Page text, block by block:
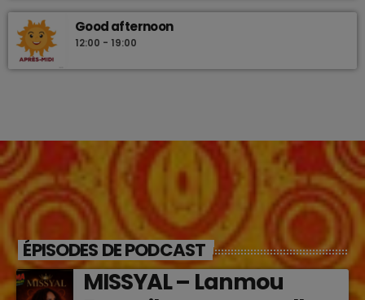
Good afternoon
12:00 - 19:00
ÉPISODES DE PODCAST
MISSYAL – Lanmou